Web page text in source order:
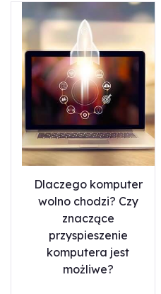
Dlaczego komputer
wolno chodzi? Czy
znaczące
przyspieszenie
komputera jest
możliwe?